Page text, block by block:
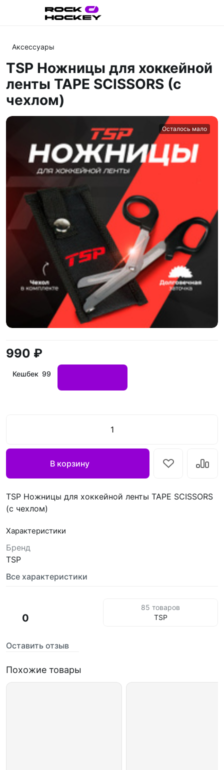
Аксессуары
TSP Ножницы для хоккейной
ленты TAPE SCISSORS (с
чехлом)
Осталось мало
990 ₽
Кешбек 99
В корзину
TSP Ножницы для хоккейной ленты TAPE SCISSORS
(с чехлом)
Характеристики
Бренд
TSP
Все характеристики
0
Оставить отзыв
85 товаров
TSP
Похожие товары